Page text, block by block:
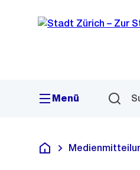
Navigation
Sprunglink
Menü
Deutsch